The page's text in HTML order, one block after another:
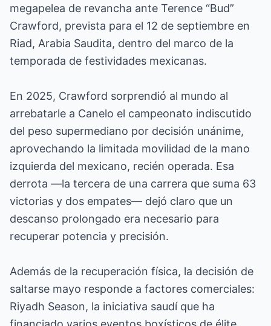
megapelea de revancha ante Terence “Bud”
Crawford, prevista para el 12 de septiembre en
Riad, Arabia Saudita, dentro del marco de la
temporada de festividades mexicanas.
En 2025, Crawford sorprendió al mundo al
arrebatarle a Canelo el campeonato indiscutido
del peso supermediano por decisión unánime,
aprovechando la limitada movilidad de la mano
izquierda del mexicano, recién operada. Esa
derrota —la tercera de una carrera que suma 63
victorias y dos empates— dejó claro que un
descanso prolongado era necesario para
recuperar potencia y precisión.
Además de la recuperación física, la decisión de
saltarse mayo responde a factores comerciales:
Riyadh Season, la iniciativa saudí que ha